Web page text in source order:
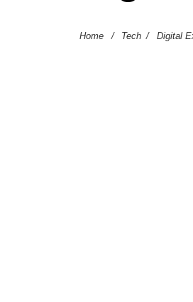
Home / Tech / Digital